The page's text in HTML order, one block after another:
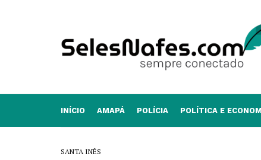
INÍCIO AMAPÁ POLÍCIA POLÍTICA E
SANTA INÊS